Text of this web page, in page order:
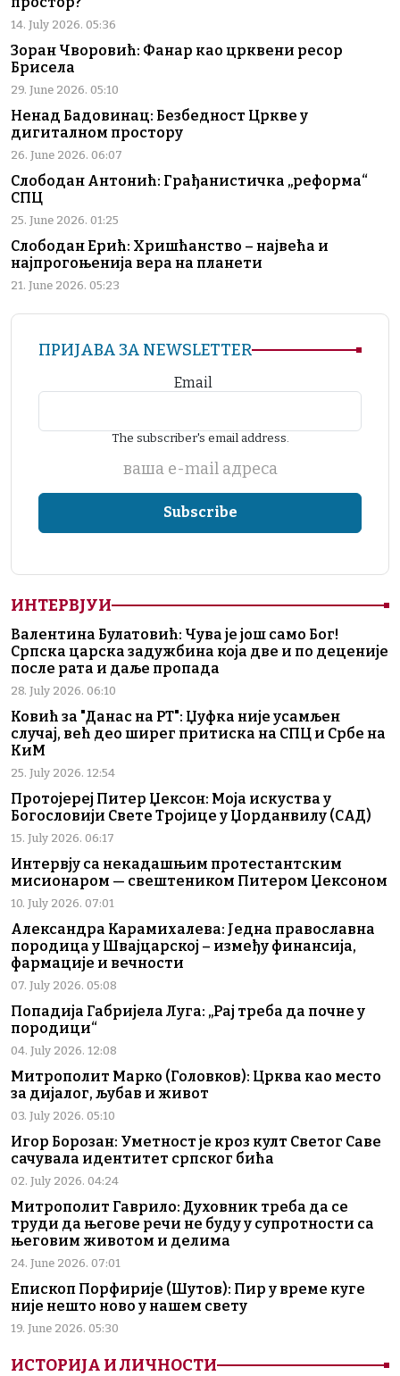
14. July 2026. 05:36
Зоран Чворовић: Фанар као црквени ресор
Брисела
29. June 2026. 05:10
Ненад Бадовинац: Безбедност Цркве у
дигиталном простору
26. June 2026. 06:07
Слободан Антонић: Грађанистичка „реформа“
СПЦ
25. June 2026. 01:25
Слободан Ерић: Хришћанство – највећа и
најпрогоњенија вера на планети
21. June 2026. 05:23
ПРИЈАВА ЗА NEWSLETTER
Email
The subscriber's email address.
ваша е-mail адреса
ИНТЕРВЈУИ
Валентина Булатовић: Чува је још само Бог!
Српска царска задужбина која две и по деценије
после рата и даље пропада
28. July 2026. 06:10
Ковић за "Данас на РТ": Џуфка није усамљен
случај, већ део ширег притиска на СПЦ и Србе на
КиМ
25. July 2026. 12:54
Протојереј Питер Џексон: Моја искуства у
Богословији Свете Тројице у Џорданвилу (САД)
15. July 2026. 06:17
Интервју са некадашњим протестантским
мисионаром — свештеником Питером Џексоном
10. July 2026. 07:01
Александра Карамихалева: Једна православна
породица у Швајцарској – између финансија,
фармације и вечности
07. July 2026. 05:08
Попадија Габријела Луга: „Рај треба да почне у
породици“
04. July 2026. 12:08
Митрополит Марко (Головков): Црква као место
за дијалог, љубав и живот
03. July 2026. 05:10
Игор Борозан: Уметност је кроз култ Светог Саве
сачувала идентитет српског бића
02. July 2026. 04:24
Митрополит Гаврило: Духовник треба да се
труди да његове речи не буду у супротности са
његовим животом и делима
24. June 2026. 07:01
Епископ Порфирије (Шутов): Пир у време куге
није нешто ново у нашем свету
19. June 2026. 05:30
ИСТОРИЈА И ЛИЧНОСТИ